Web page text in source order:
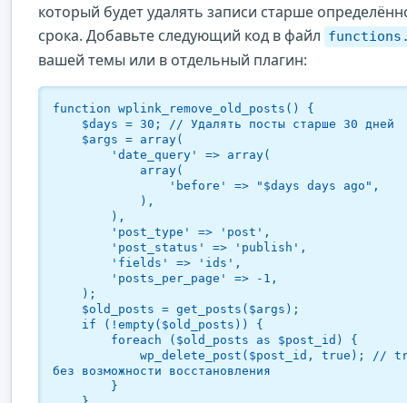
который будет удалять записи старше
срока. Добавьте следующий код в файл
вашей темы или в отдельный плагин:
function wplink_remove_old_posts() {
без возможности восстановления